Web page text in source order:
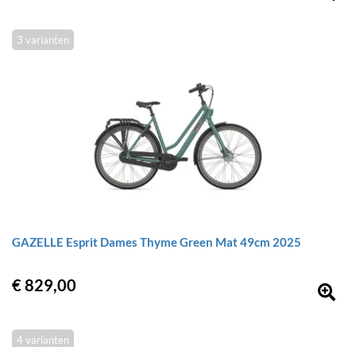
GAZELLE Esprit Dames Thyme Green Mat 49cm 2025
3 varianten
€ 829,00
4 varianten